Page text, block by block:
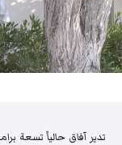
تدير آفاق حالياً تسعة